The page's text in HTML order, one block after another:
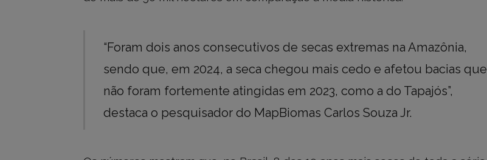
“Foram dois anos consecutivos de secas extremas na Amazônia,
sendo que, em 2024, a seca chegou mais cedo e afetou bacias que
não foram fortemente atingidas em 2023, como a do Tapajós”,
destaca o pesquisador do MapBiomas Carlos Souza Jr.